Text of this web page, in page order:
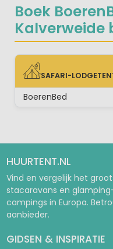
Boek
Kalverweide
SAFARI-LODGETENT
SAFARI-
BoerenBed
HUURTENT.NL
Vind en vergelijk het
stacaravans en
campings in Europa.
aanbieder.
GIDSEN & INSPIRATIE